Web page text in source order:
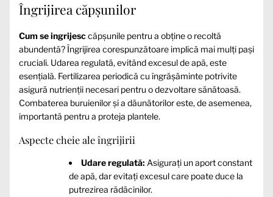
Îngrijirea căpșunilor
Cum se ingrijesccăpșunile pentru a obține o recoltă
abundentă? Îngrijirea corespunzătoare implică mai mulți pași
cruciali. Udarea regulată, evitând excesul de apă, este
esențială. Fertilizarea periodică cu îngrășăminte potrivite
asigură nutrienții necesari pentru o dezvoltare sănătoasă.
Combaterea buruienilor și a dăunătorilor este, de asemenea,
importantă pentru a proteja plantele.
Aspecte cheie ale îngrijirii
Udare regulată: Asigurați un aport constant
de apă, dar evitați excesul care poate duce la
putrezirea rădăcinilor.